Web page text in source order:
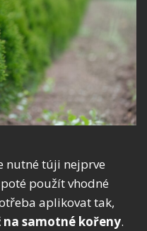
nutné túji nejprve
použít vhodné
aplikovat tak,
na samotné kořeny.